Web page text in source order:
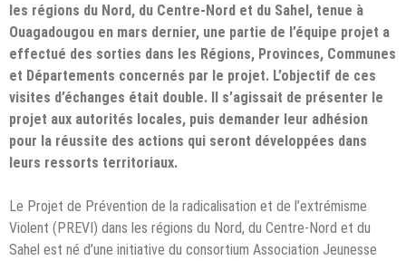
les régions du Nord, du Centre-Nord et du Sahel, tenue à
Ouagadougou en mars dernier, une partie de l’équipe projet a
effectué des sorties dans les Régions, Provinces, Communes
et Départements concernés par le projet. L’objectif de ces
visites d’échanges était double. Il s’agissait de présenter le
projet aux autorités locales, puis demander leur adhésion
pour la réussite des actions qui seront développées dans
leurs ressorts territoriaux.
Le Projet de Prévention de la radicalisation et de l’extrémisme
Violent (PREVI) dans les régions du Nord, du Centre-Nord et du
Sahel est né d’une initiative du consortium Association Jeunesse